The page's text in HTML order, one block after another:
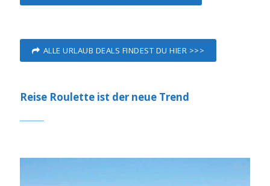
ALLE URLAUB DEALS FINDEST DU HIER >>>
Reise Roulette ist der neue Trend